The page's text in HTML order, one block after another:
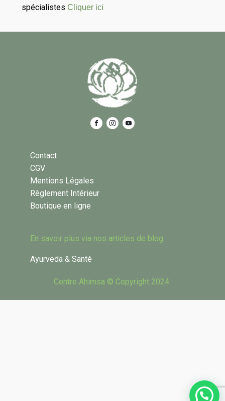
spécialistes Cliquer ici
Contact
CGV
Mentions Légales
Règlement Intérieur
Boutique en ligne
En savoir plus via nos articles de blog :
Ayurveda & Santé
Centre Ahimsa © Copyright 2024